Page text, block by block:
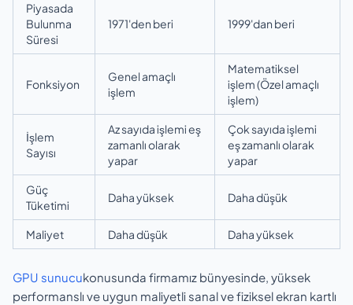
Piyasada
Bulunma
Süresi
1971'den beri 1999'dan beri
Fonksiyon
Genel amaçlı
işlem
Matematiksel
işlem (Özel amaçlı
işlem)
İşlem
Sayısı
Az sayıda işlemi eş
zamanlı olarak
yapar
Çok sayıda işlemi
eş zamanlı olarak
yapar
Güç
Tüketimi
Daha yüksek Daha düşük
Maliyet Daha düşük Daha yüksek
GPU sunucukonusunda firmamız bünyesinde, yüksek
performanslı ve uygun maliyetli sanal ve fiziksel ekran kartlı